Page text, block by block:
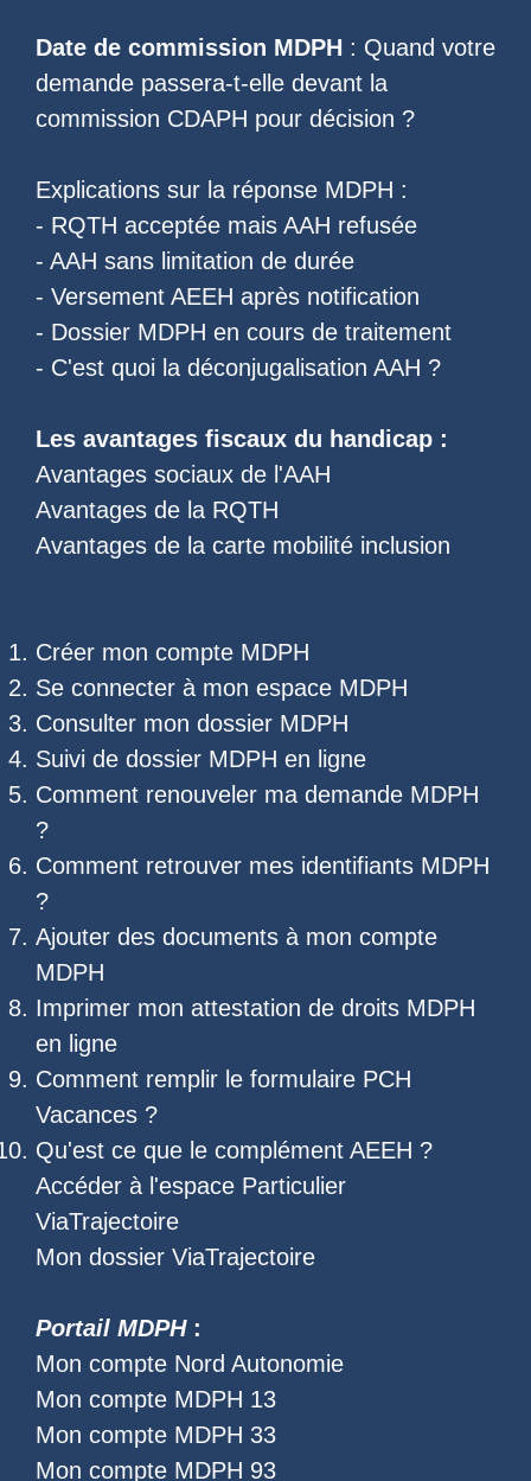
Date de commission MDPH : Quand votre
demande passera-t-elle devant la
commission CDAPH pour décision ?
Explications sur la réponse MDPH :
- RQTH acceptée mais AAH refusée
- AAH sans limitation de durée
- Versement AEEH après notification
- Dossier MDPH en cours de traitement
- C'est quoi la déconjugalisation AAH ?
Les avantages fiscaux du handicap :
Avantages sociaux de l'AAH
Avantages de la RQTH
Avantages de la carte mobilité inclusion
Créer mon compte MDPH
Se connecter à mon espace MDPH
Consulter mon dossier MDPH
Suivi de dossier MDPH en ligne
Comment renouveler ma demande MDPH
?
Comment retrouver mes identifiants MDPH
?
Ajouter des documents à mon compte
MDPH
Imprimer mon attestation de droits MDPH
en ligne
Comment remplir le formulaire PCH
Vacances ?
Qu'est ce que le complément AEEH ?
Accéder à l'espace Particulier
ViaTrajectoire
Mon dossier ViaTrajectoire
Portail MDPH:
Mon compte Nord Autonomie
Mon compte MDPH 13
Mon compte MDPH 33
Mon compte MDPH 93